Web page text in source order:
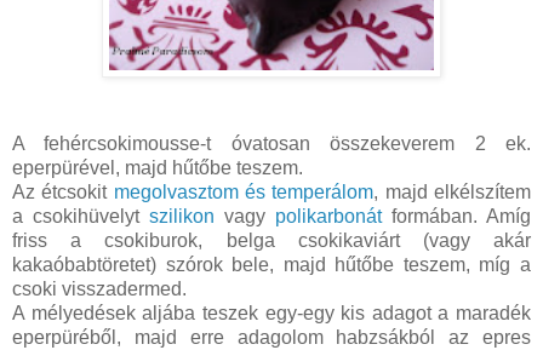
A fehércsokimousse-t óvatosan összekeverem 2 ek.
eperpürével, majd hűtőbe teszem.
Az étcsokit megolvasztom és temperálom, majd elkélszítem
a csokihüvelyt szilikon vagy polikarbonát formában. Amíg
friss a csokiburok, belga csokikaviárt (vagy akár
kakaóbabtöretet) szórok bele, majd hűtőbe teszem, míg a
csoki visszadermed.
A mélyedések aljába teszek egy-egy kis adagot a maradék
eperpüréből, majd erre adagolom habzsákból az epres